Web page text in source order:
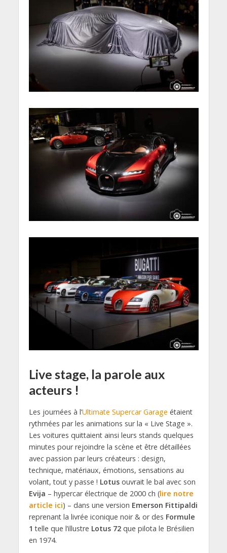
Live stage, la parole aux
acteurs !
Les journées à l’Ultimate Supercar Garage étaient
rythmées par les animations sur la « Live Stage ».
Les voitures quittaient ainsi leurs stands quelques
minutes pour rejoindre la scène et être détaillées
avec passion par leurs créateurs : design,
technique, matériaux, émotions, sensations au
volant, tout y passe ! Lotusouvrait le bal avec son
Evija – hypercar électrique de 2000 ch (lire notre
article ici) – dans une version Emerson Fittipaldi
reprenant la livrée iconique noir & or des Formule
1 telle que l’illustre Lotus 72que pilota le Brésilien
en 1974.